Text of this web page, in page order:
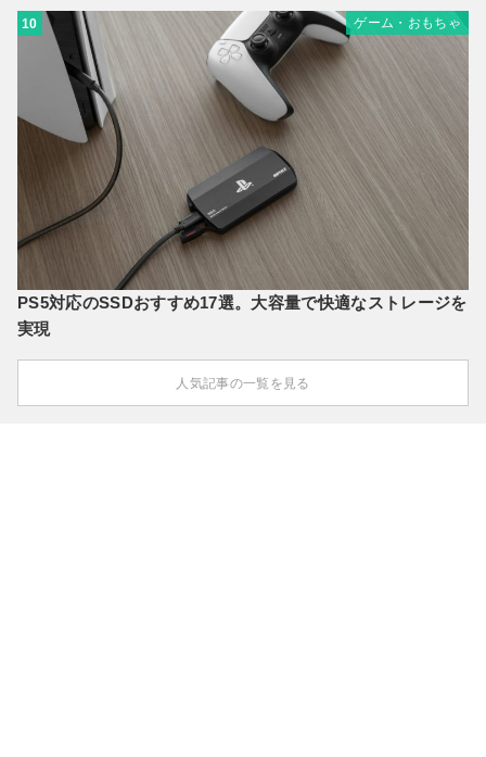
10 ゲーム・おもちゃ
PS5対応のSSDおすすめ17選。大容量で快適なストレージを
実現
人気記事の一覧を見る